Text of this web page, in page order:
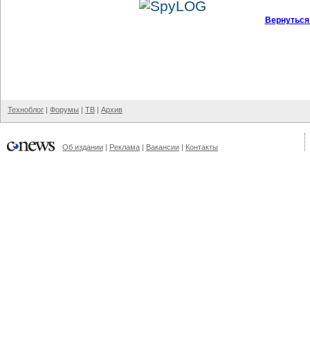
Техноблог | Форумы | ТВ | Архив
Об издании | Реклама | Вакансии | Контакты